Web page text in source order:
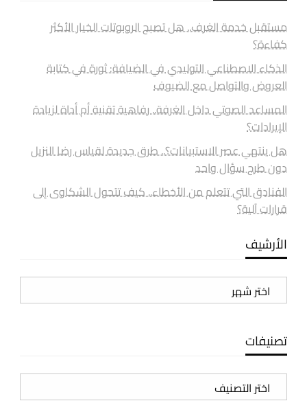
مستقبل خدمة الغرف.. هل تصبح الروبوتات الخيار الأكثر
كفاءة؟
الذكاء الاصطناعي التوليدي في الضيافة: ثورة في كتابة
العروض والتواصل مع الضيوف
المساعد الصوتي داخل الغرفة.. رفاهية تقنية أم أداة لزيادة
الإيرادات؟
هل ينتهي عصر الاستبيانات؟.. طرق جديدة لقياس رضا النزيل
دون طرح سؤال واحد
الفنادق التي تتعلم من الأخطاء.. كيف تتحول الشكاوى إلى
قرارات آلية؟
الأرشيف
الأرشيف
تصنيفات
تصنيفات